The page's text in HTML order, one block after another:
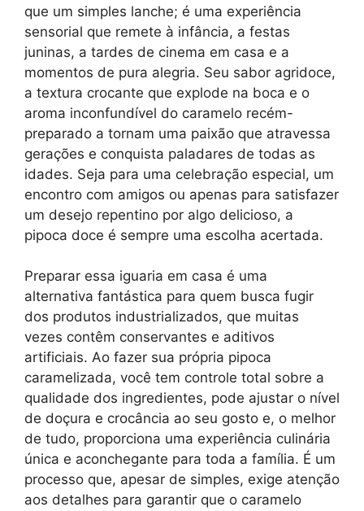
que um simples lanche; é uma experiência
sensorial que remete à infância, a festas
juninas, a tardes de cinema em casa e a
momentos de pura alegria. Seu sabor agridoce,
a textura crocante que explode na boca e o
aroma inconfundível do caramelo recém-
preparado a tornam uma paixão que atravessa
gerações e conquista paladares de todas as
idades. Seja para uma celebração especial, um
encontro com amigos ou apenas para satisfazer
um desejo repentino por algo delicioso, a
pipoca doce é sempre uma escolha acertada.
Preparar essa iguaria em casa é uma
alternativa fantástica para quem busca fugir
dos produtos industrializados, que muitas
vezes contêm conservantes e aditivos
artificiais. Ao fazer sua própria pipoca
caramelizada, você tem controle total sobre a
qualidade dos ingredientes, pode ajustar o nível
de doçura e crocância ao seu gosto e, o melhor
de tudo, proporciona uma experiência culinária
única e aconchegante para toda a família. É um
processo que, apesar de simples, exige atenção
aos detalhes para garantir que o caramelo